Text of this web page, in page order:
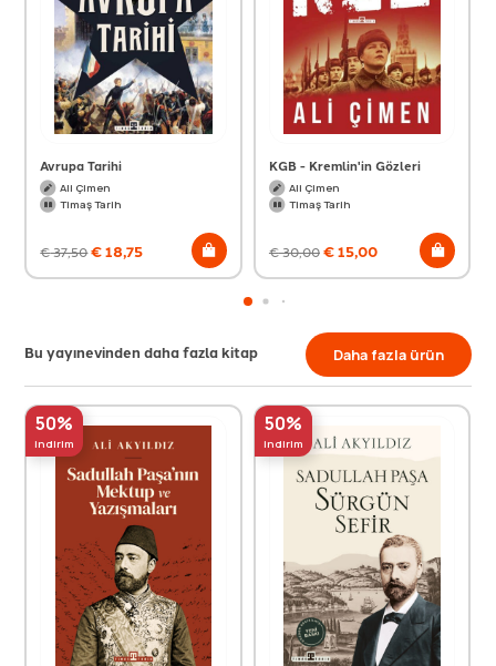
Avrupa Tarihi
Ali Çimen
Timaş Tarih
€37,50€18,75
KGB - Kremlin'in Gözleri
Ali Çimen
Timaş Tarih
€30,00€15,00
Bu yayınevinden daha fazla kitap Daha fazla ürün
50%
indirim
50%
indirim